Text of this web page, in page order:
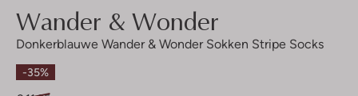
Wander & Wonder
Donkerblauwe Wander & Wonder Sokken Stripe Socks
-35%